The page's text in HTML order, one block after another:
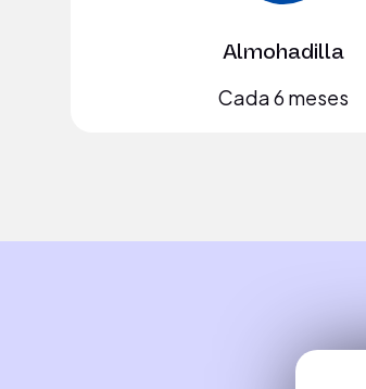
Almohadilla
Cada 6 meses